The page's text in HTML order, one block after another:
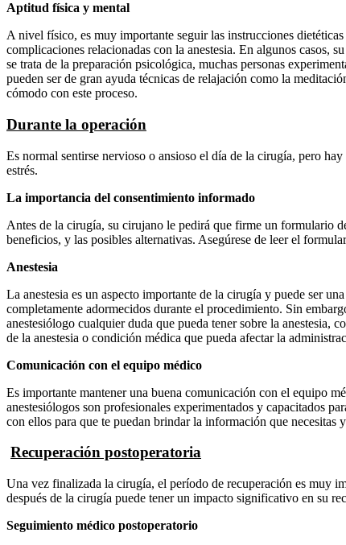
Aptitud física y mental
A nivel físico, es muy importante seguir las instrucciones
complicaciones relacionadas con la anestesia. En algunos casos,
se trata de la preparación psicológica, muchas personas
pueden ser de gran ayuda técnicas de relajación como la
cómodo con este proceso.
Durante la operación
Es normal sentirse nervioso o ansioso el día de la cirugía, pero
estrés.
La importancia del consentimiento informado
Antes de la cirugía, su cirujano le pedirá que firme un formulario
beneficios, y las posibles alternativas. Asegúrese de leer el
Anestesia
La anestesia es un aspecto importante de la cirugía y puede ser
completamente adormecidos durante el procedimiento. Sin
anestesiólogo cualquier duda que pueda tener sobre la anestesia,
de la anestesia o condición médica que pueda afectar la
Comunicación con el equipo médico
Es importante mantener una buena comunicación con el equipo
anestesiólogos son profesionales experimentados y capacitados
con ellos para que te puedan brindar la información que necesitas
Recuperación postoperatoria
Una vez finalizada la cirugía, el período de recuperación es muy
después de la cirugía puede tener un impacto significativo en su
Seguimiento médico postoperatorio